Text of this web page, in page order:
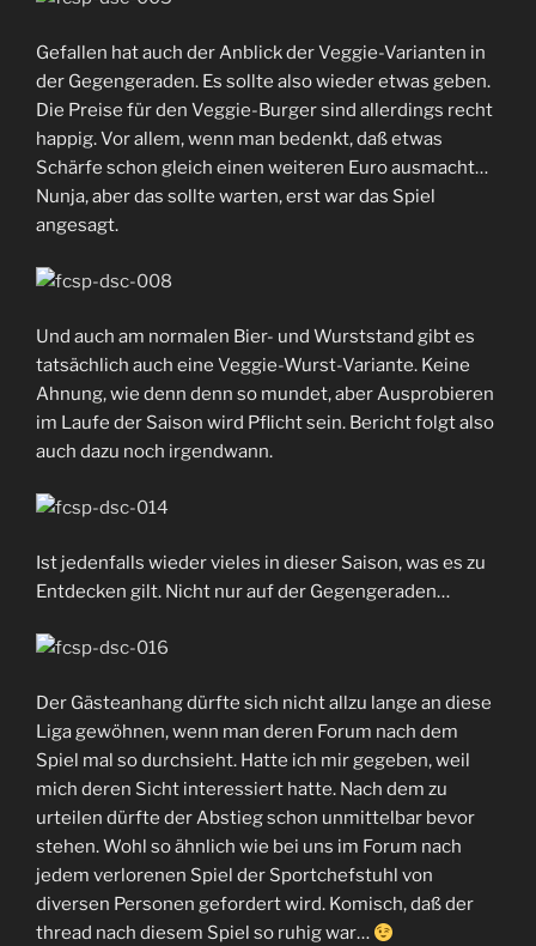
Gefallen hat auch der Anblick der Veggie-Varianten in
der Gegengeraden. Es sollte also wieder etwas geben.
Die Preise für den Veggie-Burger sind allerdings recht
happig. Vor allem, wenn man bedenkt, daß etwas
Schärfe schon gleich einen weiteren Euro ausmacht…
Nunja, aber das sollte warten, erst war das Spiel
angesagt.
Und auch am normalen Bier- und Wurststand gibt es
tatsächlich auch eine Veggie-Wurst-Variante. Keine
Ahnung, wie denn denn so mundet, aber Ausprobieren
im Laufe der Saison wird Pflicht sein. Bericht folgt also
auch dazu noch irgendwann.
Ist jedenfalls wieder vieles in dieser Saison, was es zu
Entdecken gilt. Nicht nur auf der Gegengeraden…
Der Gästeanhang dürfte sich nicht allzu lange an diese
Liga gewöhnen, wenn man deren Forum nach dem
Spiel mal so durchsieht. Hatte ich mir gegeben, weil
mich deren Sicht interessiert hatte. Nach dem zu
urteilen dürfte der Abstieg schon unmittelbar bevor
stehen. Wohl so ähnlich wie bei uns im Forum nach
jedem verlorenen Spiel der Sportchefstuhl von
diversen Personen gefordert wird. Komisch, daß der
thread nach diesem Spiel so ruhig war…